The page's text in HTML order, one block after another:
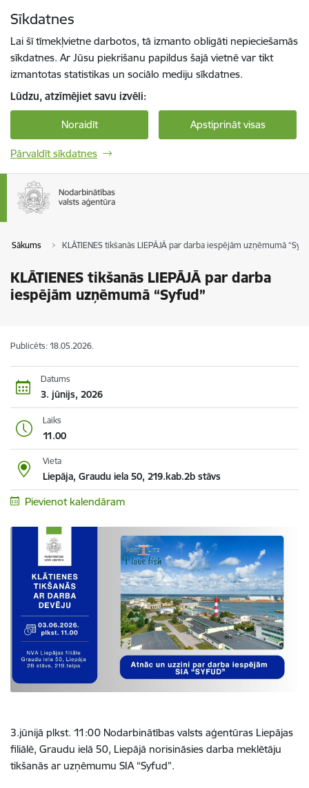
Sīkdatnes
Lai šī tīmekļvietne darbotos, tā izmanto obligāti nepieciešamās
sīkdatnes. Ar Jūsu piekrišanu papildus šajā vietnē var tikt
izmantotas statistikas un sociālo mediju sīkdatnes.
Lūdzu, atzīmējiet savu izvēli:
Noraidīt Apstiprināt visas
Pārvaldīt sīkdatnes
Sākums KLĀTIENES tikšanās LIEPĀJĀ par darba iespējām uzņēmumā
KLĀTIENES tikšanās LIEPĀJĀ par darba
iespējām uzņēmumā “Syfud”
Publicēts: 18.05.2026.
Datums
3. jūnijs, 2026
Laiks
11.00
Vieta
Liepāja, Graudu iela 50, 219.kab.2b stāvs
Pievienot kalendāram
3.jūnijā plkst. 11:00 Nodarbinātības valsts aģentūras Liepājas
filiālē, Graudu ielā 50, Liepājā norisināsies darba meklētāju
tikšanās ar uzņēmumu SIA “Syfud”.